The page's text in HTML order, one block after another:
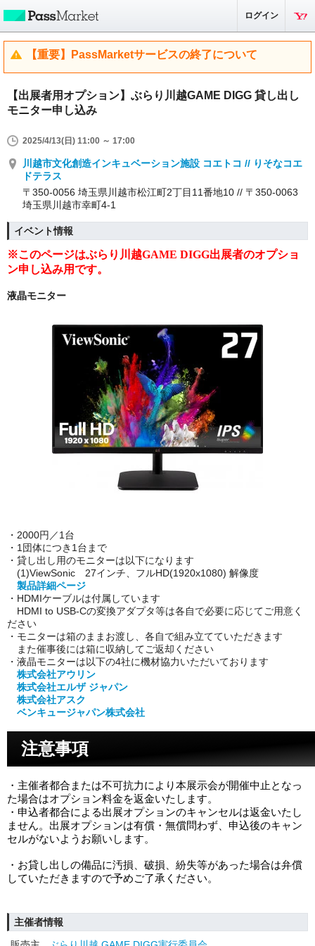
ログイン
【重要】PassMarketサービスの終了について
【出展者用オプション】ぶらり川越GAME DIGG 貸し出し
モニター申し込み
2025/4/13(日) 11:00 ～ 17:00
川越市文化創造インキュベーション施設 コエトコ // りそなコエ
ドテラス
〒350-0056 埼玉県川越市松江町2丁目11番地10 // 〒350-0063
埼玉県川越市幸町4-1
イベント情報
※このページはぶらり川越GAME DIGG出展者のオプショ
ン申し込み用です。
液晶モニター
・2000円／1台
・1団体につき1台まで
・貸し出し用のモニターは以下になります
(1)ViewSonic 27インチ、 フルHD(1920x1080) 解像度
製品詳細ページ
・HDMIケーブルは付属しています
HDMI to USB-Cの変換アダプタ等は各自で必要に応じてご用意く
ださい
・モニターは箱のままお渡し、各自で組み立てていただきます
また催事後には箱に収納してご返却ください
・液晶モニターは以下の4社に機材協力いただいております
株式会社アウリン
株式会社エルザ ジャパン
株式会社アスク
ベンキュージャパン株式会社
注意事項
・主催者都合または不可抗力により本展示会が開催中止となっ
た場合はオプション料金を返金いたします。
・申込者都合による出展オプションのキャンセルは返金いたし
ません。 出展オプションは有償・無償問わず、申込後のキャン
セルがないようお願いします。
・お貸し出しの備品に汚損、破損、紛失等があった場合は弁償
していただきますので予めご了承ください。
主催者情報